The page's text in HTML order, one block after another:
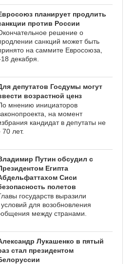
планирует продлить
против России
решение о
санкций может быть
на саммите Евросоюза,
декабря.
депутатов Госдумы могут
возрастной ценз
мнению инициаторов
на момент
кандидат в депутаты не
лет.
Путин обсудил с
Египта
Сиси
полетов
государств выразили
для возобновления
между странами.
Лукашенко в пятый
стал президентом